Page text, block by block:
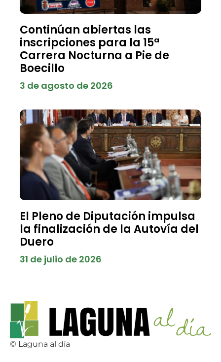
Continúan abiertas las
inscripciones para la 15ª
Carrera Nocturna a Pie de
Boecillo
3 de agosto de 2026
El Pleno de Diputación impulsa
la finalización de la Autovía del
Duero
31 de julio de 2026
© Laguna al día